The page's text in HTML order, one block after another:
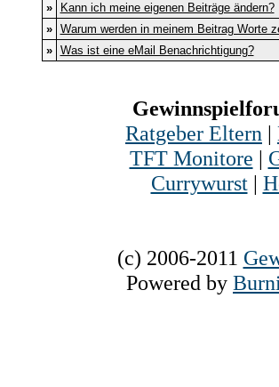
»
Kann ich meine eigenen Beiträge ändern?
»
Warum werden in meinem Beitrag Worte
»
Was ist eine eMail Benachrichtigung?
Ratgeber Eltern |
TFT Monitore |
Currywurst|
(c) 2006-2011
Powered by